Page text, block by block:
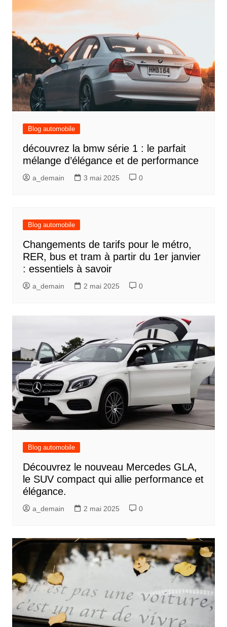
Blog automobile
découvrez la bmw série 1 : le parfait
mélange d’élégance et de performance
a_demain 3 mai 2025 0
Blog automobile
Changements de tarifs pour le métro,
RER, bus et tram à partir du 1er janvier
: essentiels à savoir
a_demain 2 mai 2025 0
Blog automobile
Découvrez le nouveau Mercedes GLA,
le SUV compact qui allie performance et
élégance.
a_demain 2 mai 2025 0